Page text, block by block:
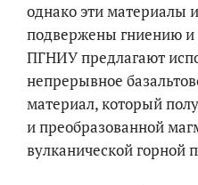
однако эти материалы
подвержены гниению
ПГНИУ предлагают
непрерывное
материал, который
и преобразованной
вулканической горной